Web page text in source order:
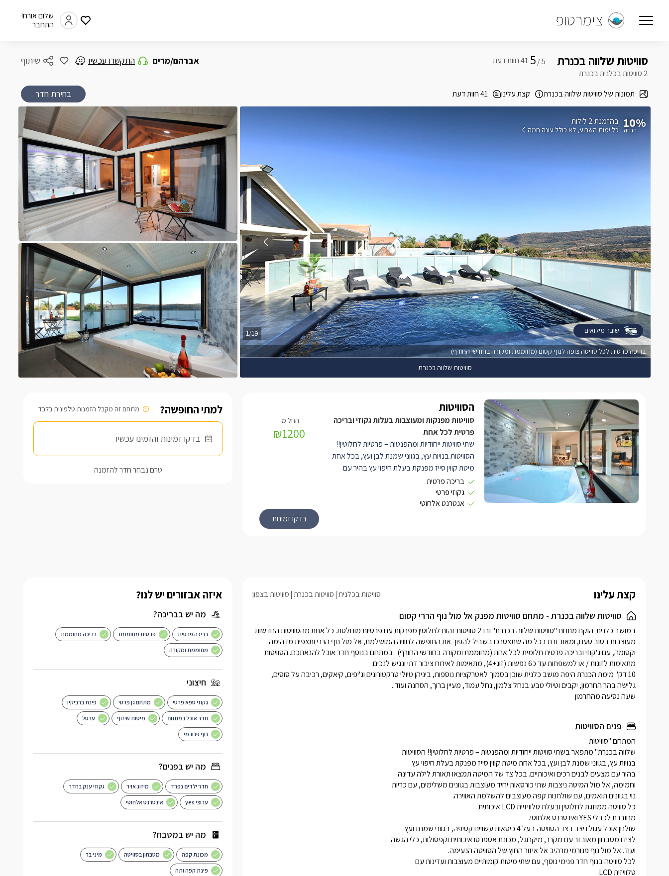
צימרטופ
שלום אורח!
התחבר
סוויטות שלווה בכנרת 5 /
5
2 סוויטות בכלנית בכנרת
תמונות של סוויטות שלווה בכנרת
קצת עלינו 41 חוות דעת
שיתוף אברהם/מרים התקשרו עכשיו
בחירת חדר
בריכה פרטית לכל סוויטה צופה לנוף קסום (מחוממת ומקורה בחודשי החורף)
1/19
סוויטות שלווה בכנרת
10% בהזמנת 2 לילות
כל ימות השבוע לא כולל עונה חמה
שובר מילואים
למתי החופשה? מתחם זה מקבל הזמנות טלפונית בלבד
בדקו זמינות והזמינו עכשיו
טרם נבחר חדר להזמנה
הסוויטות
סוויטות מפנקות ומעוצבות בעלות גקוזי ובריכה
פרטית לכל אחת
שתי סוויטות ייחודיות ומהפנטות – פרטיות לחלוטין!!
הסוויטות בנויות עץ, בגווני שמנת לבן ועץ, בכל אחת
מיטת קווין סייז מפנקת בעלת חיפוי עץ בהיר עם
מצעים לבנים רכים ואיכותיים. בכל צד של המיטה
תמצאו תאורת לילה עדינה וחמימה, אל מול המיטה
ניצבות שתי כורסאות יחיד מעוצבות בגוונים
איכותית וקפסולות, כלי הגשה ועוד. אל מול נוף
פנורמי מרהיב אל איזור החוץ של הסוויטה הנעימה.
לכל סוויטה בנוף חדר פנימי נוסף, עם שתי מיטות
קומותיים מעוצבות ועדינות עם טלוויזיתLCD
חדר הרחצה בסוויטות- מפנק ומעוצב בגווני שיש
אפור שם תמצאו מקלחון חדיש ואיכותי, שירותים,
מגבות נקיות ורכות וכמובן תמרוקי רחצה וסבונים
לשימושכם.
בריכה פרטית
גקוזי פרטי
אנטרנט אלחוטי
₪1200
קצת עלינו סוויטות בכלנית סוויטות בכנרת סוויטות בצפון
סוויטות שלווה בכנרת - מתחם סוויטות מפנק אל מול נוף הררי קסום
שעה נסיעה מהחרמון
פנים הסוויטות
איזה אבזורים יש לנו?
מה יש בבריכה?
בריכה פרטית פרטית מחוממת בריכה מחוממת
מחוממת ומקורה
חיצוני
גקוזי ספא פרטי מתחם גן פרטי פינת ברביקיו
חדר אוכל במתחם מיטות שיזוף ערסל
נוף פנורמי
מה יש בפנים?
חדר ילדים נפרד מיזוג אויר גקוזי ענק בחדר
ערוצי yes אינטרנט אלחוטי
מה יש במטבח?
מכונת קפה מטבחון בסוויטה מיני בר
פינת קפה ותה